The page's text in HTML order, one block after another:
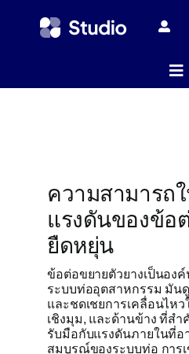
ความสามารถ
แรงดันของข้อ
ยืดหยุ่น
ข้อต่อขยายตัวยางเป็นอง
ระบบท่ออุตสาหกรรม มัน
และชดเชยการเคลื่อนไห
เชิงมุม, และด้านข้าง ที่ส
รับมือกับแรงดันภายในที่อ
สมบูรณ์ของระบบท่อ การ